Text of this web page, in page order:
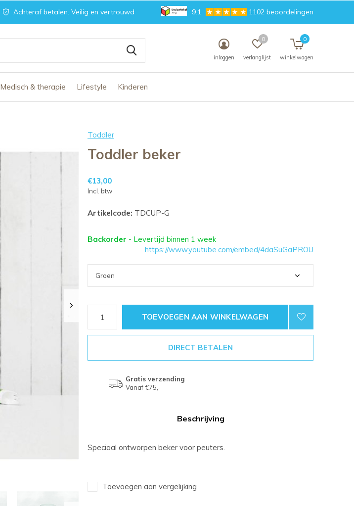
Medisch & therapie Lifestyle Kinderen
inloggen verlanglijst
0
winkelwagen
0
Achteraf betalen. Veilig en vertrouwd 9.1 1102 beoordelingen
Toddler
Toddler beker
€13,00
Incl. btw
Artikelcode: TDCUP-G
Backorder - Levertijd binnen 1 week
https://www.youtube.com/embed/4daSuGaPROU
TOEVOEGEN AAN WINKELWAGEN
DIRECT BETALEN
Gratis verzending
Vanaf €75,-
Beschrijving
Speciaal ontworpen beker voor peuters.
Toevoegen aan vergelijking